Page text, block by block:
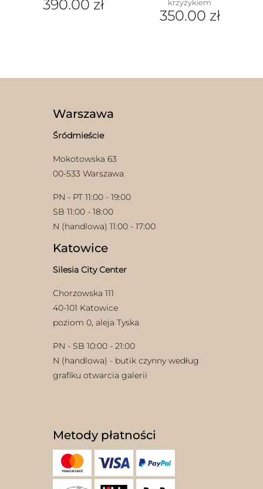
390.00 zł
krzyżykiem
350.00 zł
Warszawa
Śródmieście
Mokotowska 63
00-533 Warszawa
PN - PT 11:00 - 19:00
SB 11:00 - 18:00
N (handlowa) 11:00 - 17:00
Katowice
Silesia City Center
Chorzowska 111
40-101 Katowice
poziom 0, aleja Tyska
PN - SB 10:00 - 21:00
N (handlowa) - butik czynny według
grafiku otwarcia galerii
Metody płatności